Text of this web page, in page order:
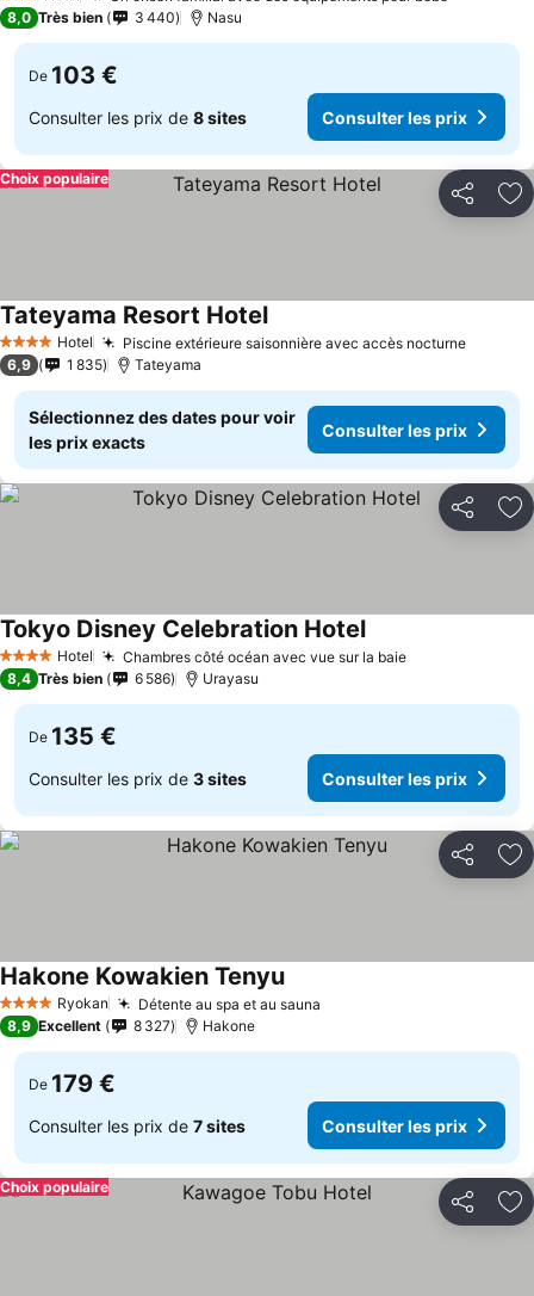
8,0 Très bien 3 440 Nasu
De 103 €
Consulter les prix de 8 sites Consulter les prix
Partager
Choix populaire
4 Étoiles Hotel Piscine extérieure saisonnière avec accès nocturne
Tateyama Resort HotelConsulter les prix
6,9 1 835 Tateyama
Sélectionnez des dates pour voir
les prix exacts
Consulter les prix
Partager
4 Étoiles Hotel Chambres côté océan avec vue sur la baieConsulter les
Tokyo Disney Celebration HotelConsulter les prix
8,4 Très bien 6 586 Urayasu
De 135 €
Consulter les prix de 3 sites Consulter les prix
Partager
4 Étoiles Ryokan Détente au spa et au sauna
Hakone Kowakien TenyuConsulter les prix
8,9 Excellent 8 327 Hakone
De 179 €
Consulter les prix de 7 sites Consulter les prix
Partager
Choix populaire